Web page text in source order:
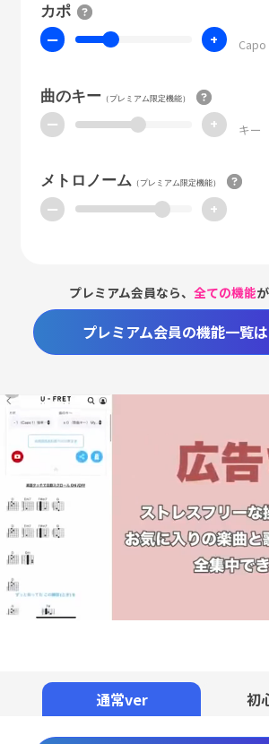
カポ
ー + Capo
曲のキー（プレミアム限定機能）
ー + キー
メトロノーム（プレミアム限定機能）
ー +
プレミアム会員なら、全ての機能
プレミアム会員の機能一覧
通常ver 初